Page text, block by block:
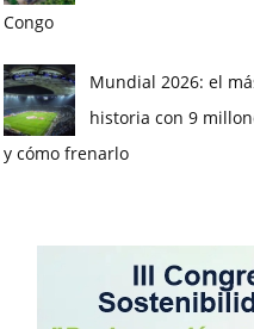
Congo
Mundial 2026: el
historia con 9
y cómo frenarlo